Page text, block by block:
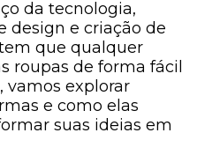
da tecnologia,
design e criação de
que qualquer
roupas de forma fácil
vamos explorar
e como elas
suas ideias em